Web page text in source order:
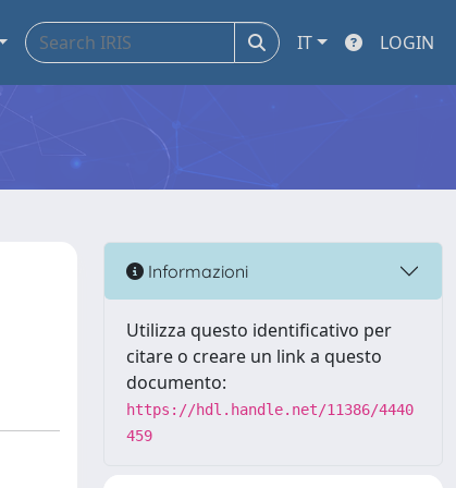
IT LOGIN
Informazioni
Utilizza questo identificativo per
citare o creare un link a questo
documento:
https://hdl.handle.net/11386/4440
459